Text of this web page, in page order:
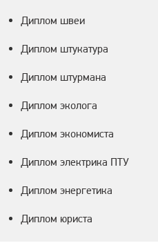
Диплом швеи
Диплом штукатура
Диплом штурмана
Диплом эколога
Диплом экономиста
Диплом электрика ПТУ
Диплом энергетика
Диплом юриста